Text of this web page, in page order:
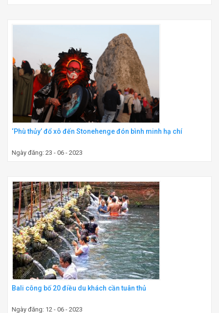
‘Phù thủy’ đổ xô đến Stonehenge đón bình minh hạ chí
Ngày đăng: 23 - 06 - 2023
Bali công bố 20 điều du khách cần tuân thủ
Ngày đăng: 12 - 06 - 2023